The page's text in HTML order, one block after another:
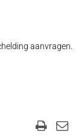
aanvragen.